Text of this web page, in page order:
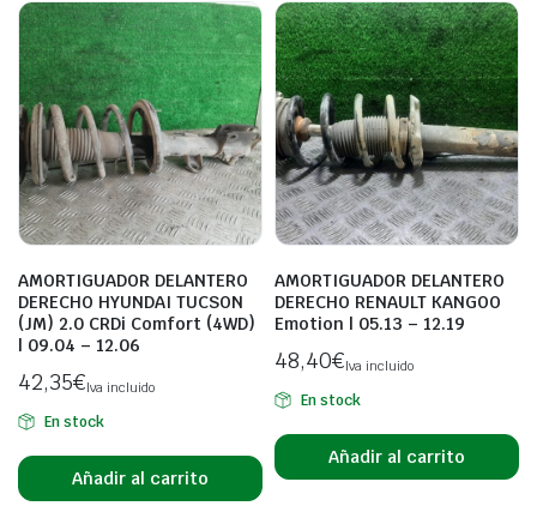
AMORTIGUADOR DELANTERO
DERECHO HYUNDAI TUCSON
(JM) 2.0 CRDi Comfort (4WD)
| 09.04 – 12.06
42,35€Iva incluido
En stock
Añadir al carrito
AMORTIGUADOR DELANTERO
DERECHO RENAULT KANGOO
Emotion | 05.13 – 12.19
48,40€Iva incluido
En stock
Añadir al carrito